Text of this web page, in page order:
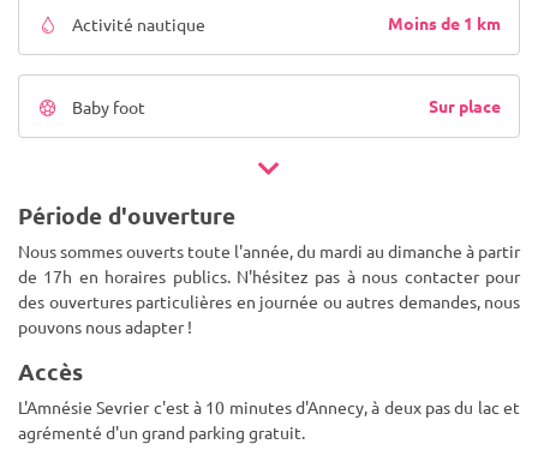
Activité nautique Moins de 1 km
Baby foot Sur place
Période d'ouverture
Nous sommes ouverts toute l'année, du mardi au dimanche à partir
de 17h en horaires publics. N'hésitez pas à nous contacter pour
des ouvertures particulières en journée ou autres demandes, nous
pouvons nous adapter !
Accès
L'Amnésie Sevrier c'est à 10 minutes d'Annecy, à deux pas du lac et
agrémenté d'un grand parking gratuit.